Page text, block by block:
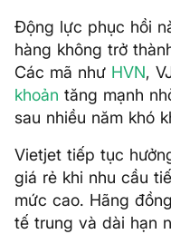
Động lực phục hồi
hàng không trở
Các mã như HVN,
khoản tăng mạnh
sau nhiều năm khó
Vietjet tiếp tục
giá rẻ khi nhu cầu
mức cao. Hãng
tế trung và dài hạn